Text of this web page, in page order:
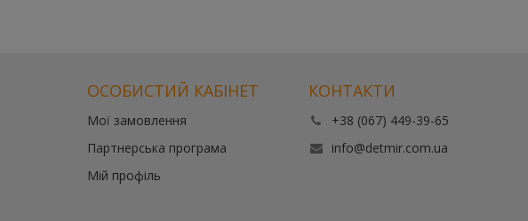
ОСОБИСТИЙ КАБІНЕТ
Мої замовлення
Партнерська програма
Мій профіль
КОНТАКТИ
+38 (067) 449-39-65
info@detmir.com.ua